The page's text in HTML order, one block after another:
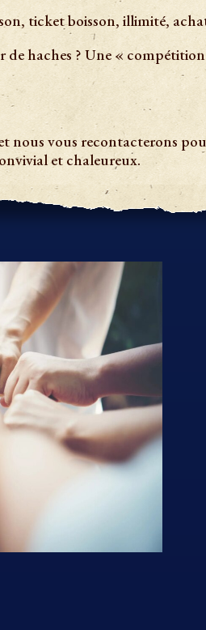
ticket boisson, illimité,
haches ? Une « compétition
nous vous recontacterons
et chaleureux.